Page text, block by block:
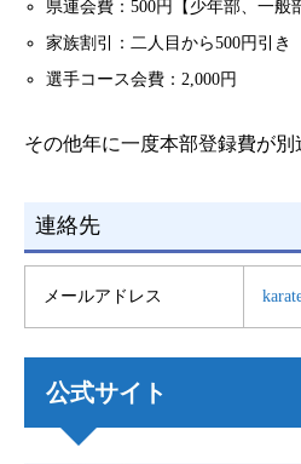
県連会費：500円【少年部、一般
家族割引：二人目から500円引き
選手コース会費：2,000円
その他年に一度本部登録費が
連絡先
メールアドレス
公式サイト